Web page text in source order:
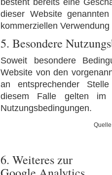
dieser Website
kommerziellen
5. Besondere
Soweit besondere
Website von den
an entsprechender
diesem Falle gelten im
Nutzungsbedingungen.
6. Weiteres zur